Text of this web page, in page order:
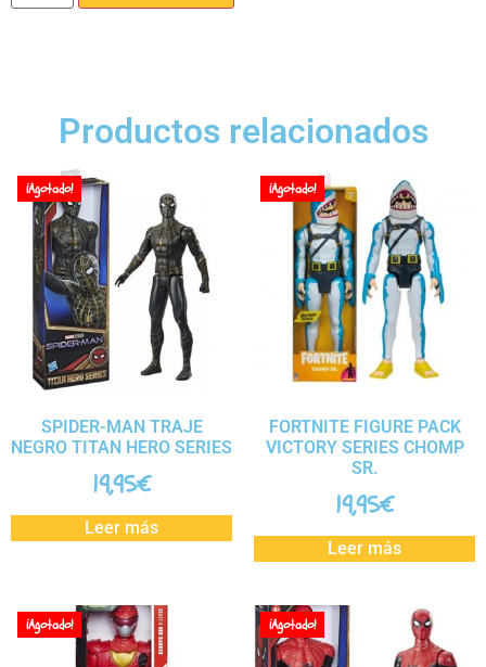
Productos relacionados
¡Agotado!
SPIDER-MAN TRAJE
NEGRO TITAN HERO SERIES
19,95€
Leer más
¡Agotado!
FORTNITE FIGURE PACK
VICTORY SERIES CHOMP
SR.
19,95€
Leer más
¡Agotado! ¡Agotado!